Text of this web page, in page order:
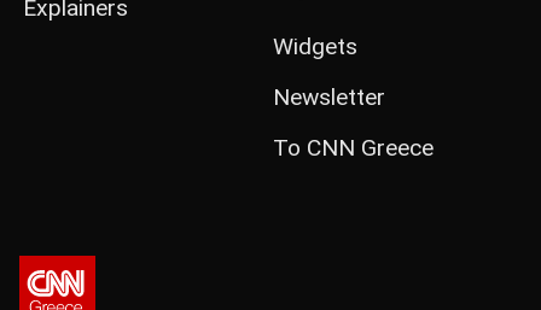
Explainers
Widgets
Newsletter
Το CNN Greece